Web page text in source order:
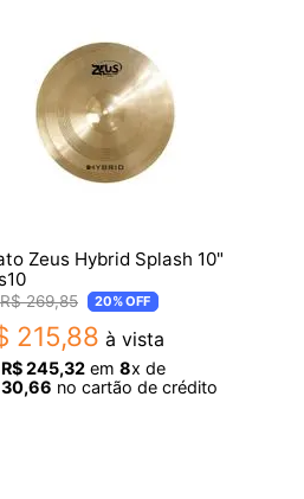
Zeus Hybrid Splash 10"
R$ 269,85 20%OFF
215,88 à vista
R$245,32 em 8x de
30,66 no cartão de crédito